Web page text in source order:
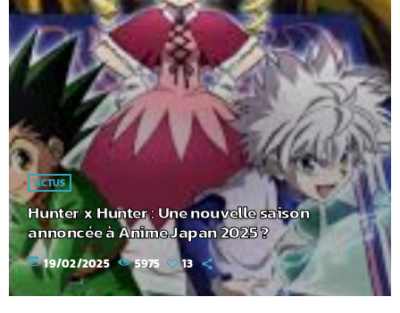
ACTUS
Hunter x Hunter : Une nouvelle saison
annoncée à Anime Japan 2025 ?
today 19/02/2025 5975 13